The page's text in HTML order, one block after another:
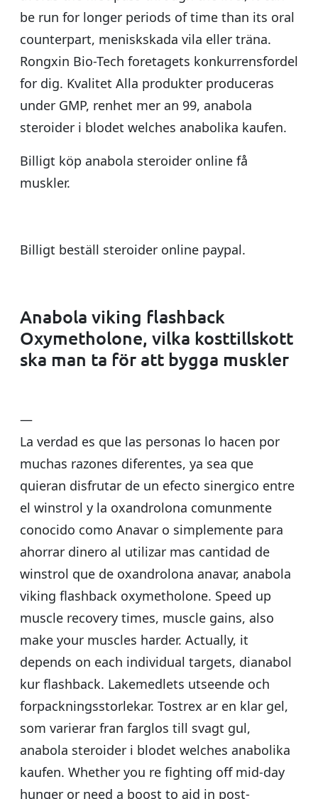
be run for longer periods of time than its oral
counterpart, meniskskada vila eller träna.
Rongxin Bio-Tech foretagets konkurrensfordel
for dig. Kvalitet Alla produkter produceras
under GMP, renhet mer an 99, anabola
steroider i blodet welches anabolika kaufen.
Billigt köp anabola steroider online få
muskler.
Billigt beställ steroider online paypal.
Anabola viking flashback
Oxymetholone, vilka kosttillskott
ska man ta för att bygga muskler
—
La verdad es que las personas lo hacen por
muchas razones diferentes, ya sea que
quieran disfrutar de un efecto sinergico entre
el winstrol y la oxandrolona comunmente
conocido como Anavar o simplemente para
ahorrar dinero al utilizar mas cantidad de
winstrol que de oxandrolona anavar, anabola
viking flashback oxymetholone. Speed up
muscle recovery times, muscle gains, also
make your muscles harder. Actually, it
depends on each individual targets, dianabol
kur flashback. Lakemedlets utseende och
forpackningsstorlekar. Tostrex ar en klar gel,
som varierar fran farglos till svagt gul,
anabola steroider i blodet welches anabolika
kaufen. Whether you re fighting off mid-day
hunger or need a boost to aid in post-